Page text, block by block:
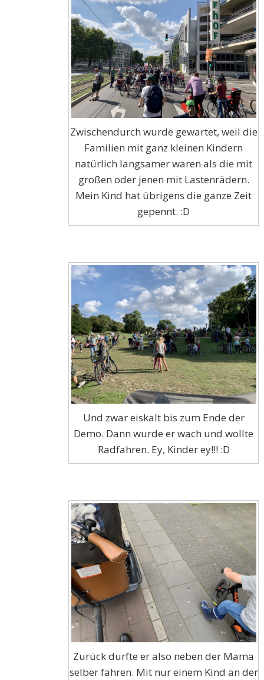
Zwischendurch wurde gewartet, weil die
Familien mit ganz kleinen Kindern
natürlich langsamer waren als die mit
großen oder jenen mit Lastenrädern.
Mein Kind hat übrigens die ganze Zeit
gepennt. :D
Und zwar eiskalt bis zum Ende der
Demo. Dann wurde er wach und wollte
Radfahren. Ey, Kinder ey!!! :D
Zurück durfte er also neben der Mama
selber fahren. Mit nur einem Kind an der